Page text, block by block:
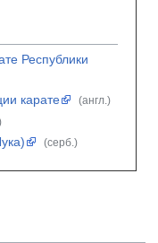
Республики
карате (англ.)
(серб.)